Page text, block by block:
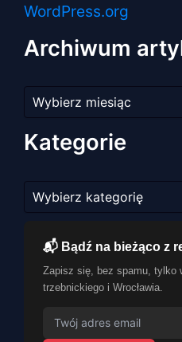
WordPress.org
Archiwum
artykułów
Kategorie
📬 Bądź na bieżąco z
Zapisz się, bez spamu, tylko
trzebnickiego i Wrocławia.